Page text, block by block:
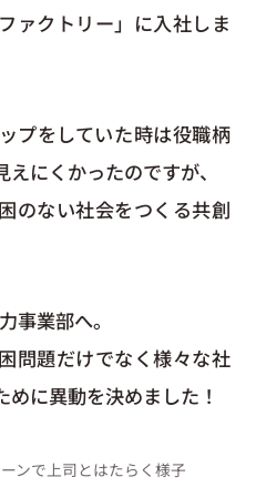
ァクトリー」に入社しま
プをしていた時は役職柄
にくかったのですが、
のない社会をつくる共創
事業部へ。
問題だけでなく様々な社
に異動を決めました！
ンで上司とはたらく様子